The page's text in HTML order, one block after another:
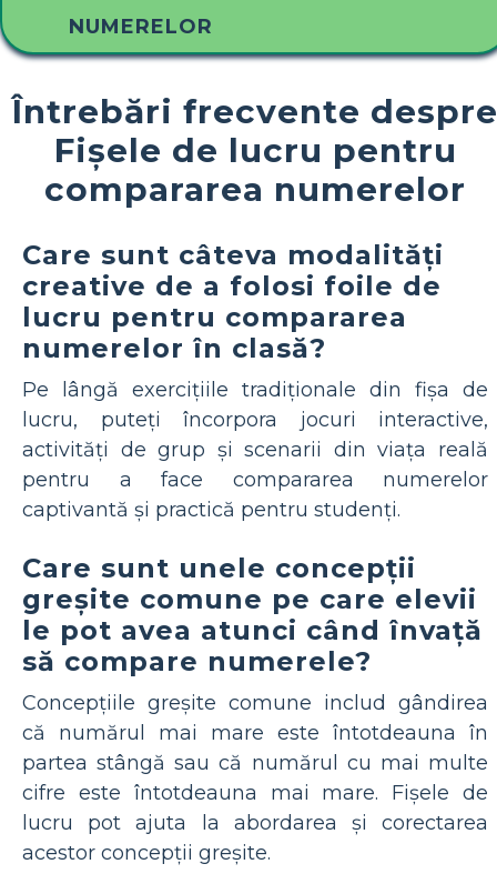
NUMERELOR
Întrebări frecvente despre
Fișele de lucru pentru
compararea numerelor
Care sunt câteva modalități
creative de a folosi foile de
lucru pentru compararea
numerelor în clasă?
Pe lângă exercițiile tradiționale din fișa de
lucru, puteți încorpora jocuri interactive,
activități de grup și scenarii din viața reală
pentru a face compararea numerelor
captivantă și practică pentru studenți.
Care sunt unele concepții
greșite comune pe care elevii
le pot avea atunci când învață
să compare numerele?
Concepțiile greșite comune includ gândirea
că numărul mai mare este întotdeauna în
partea stângă sau că numărul cu mai multe
cifre este întotdeauna mai mare. Fișele de
lucru pot ajuta la abordarea și corectarea
acestor concepții greșite.